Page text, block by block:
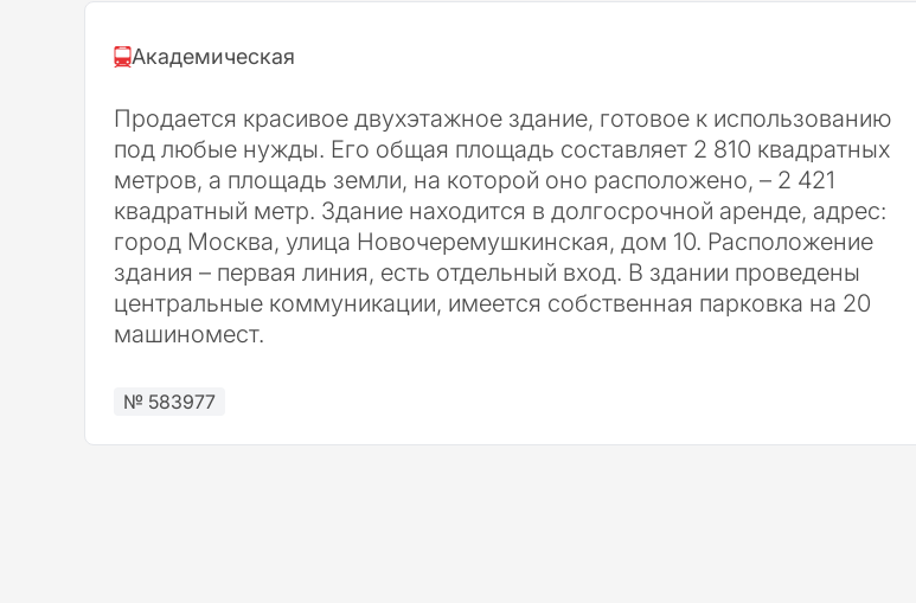
Академическая
Продается красивое двухэтажное здание, готовое к использованию
под любые нужды. Его общая площадь составляет 2 810 квадратных
метров, а площадь земли, на которой оно расположено, – 2 421
квадратный метр. Здание находится в долгосрочной аренде, адрес:
город Москва, улица Новочеремушкинская, дом 10. Расположение
здания – первая линия, есть отдельный вход. В здании проведены
центральные коммуникации, имеется собственная парковка на 20
машиномест.
№ 583977